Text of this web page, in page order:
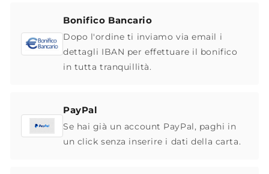
Bonifico Bancario
Dopo l'ordine ti inviamo via email i
dettagli IBAN per effettuare il bonifico
in tutta tranquillità.
PayPal
Se hai già un account PayPal, paghi in
un click senza inserire i dati della carta.